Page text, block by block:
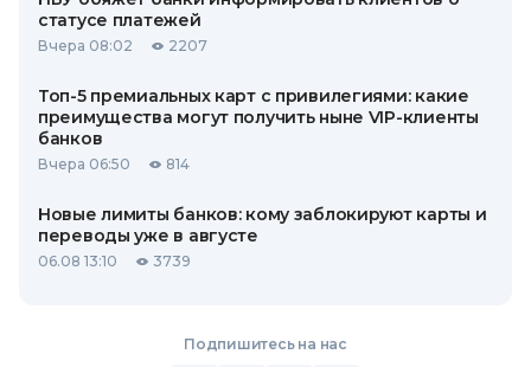
статусе платежей
Вчера 08:02 2207
Топ-5 премиальных карт с привилегиями: какие
преимущества могут получить ныне VIP-клиенты
банков
Вчера 06:50 814
Новые лимиты банков: кому заблокируют карты и
переводы уже в августе
06.08 13:10 3739
Подпишитесь на нас